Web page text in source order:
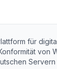
für
von
Servern